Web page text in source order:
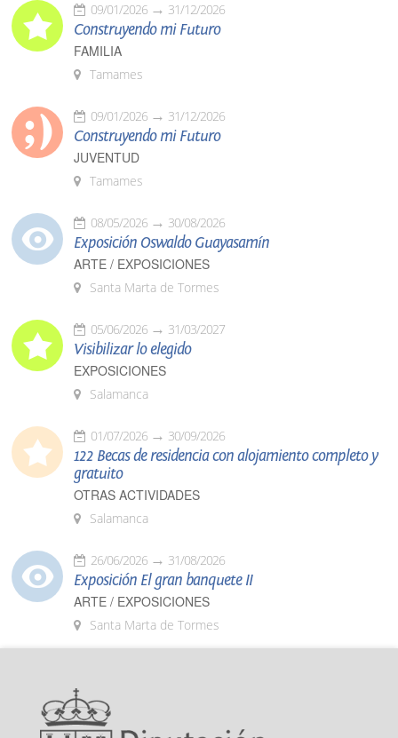
09/01/2026 31/12/2026
Construyendo mi Futuro
FAMILIA
Tamames
09/01/2026 31/12/2026
Construyendo mi Futuro
JUVENTUD
Tamames
08/05/2026 30/08/2026
Exposición Oswaldo Guayasamín
ARTE / EXPOSICIONES
Santa Marta de Tormes
05/06/2026 31/03/2027
Visibilizar lo elegido
EXPOSICIONES
Salamanca
01/07/2026 30/09/2026
122 Becas de residencia con alojamiento completo y
gratuito
OTRAS ACTIVIDADES
Salamanca
26/06/2026 31/08/2026
Exposición El gran banquete II
ARTE / EXPOSICIONES
Santa Marta de Tormes